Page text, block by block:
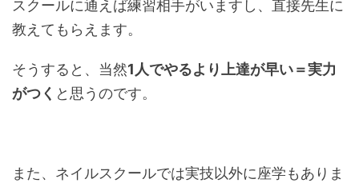
スクールに通えば練習相手がいますし、直接先生に
教えてもらえます。
そうすると、当然1人でやるより上達が早い＝実力
がつく と思うのです。
また、ネイルスクールでは実技以外に座学もありま